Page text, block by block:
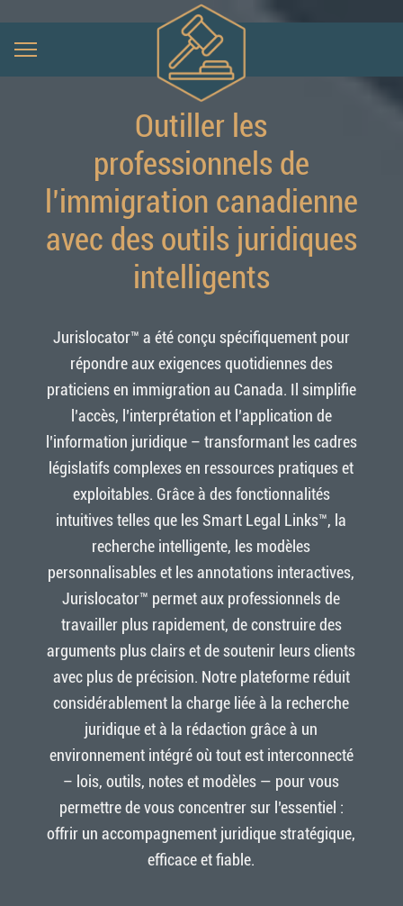
Outiller les
professionnels de
l’immigration canadienne
avec des outils juridiques
intelligents
Jurislocator™ a été conçu spécifiquement pour
répondre aux exigences quotidiennes des
praticiens en immigration au Canada. Il simplifie
l’accès, l’interprétation et l’application de
l’information juridique – transformant les cadres
législatifs complexes en ressources pratiques et
exploitables. Grâce à des fonctionnalités
intuitives telles que les Smart Legal Links™, la
recherche intelligente, les modèles
personnalisables et les annotations interactives,
Jurislocator™ permet aux professionnels de
travailler plus rapidement, de construire des
arguments plus clairs et de soutenir leurs clients
avec plus de précision. Notre plateforme réduit
considérablement la charge liée à la recherche
juridique et à la rédaction grâce à un
environnement intégré où tout est interconnecté
– lois, outils, notes et modèles — pour vous
permettre de vous concentrer sur l’essentiel :
offrir un accompagnement juridique stratégique,
efficace et fiable.